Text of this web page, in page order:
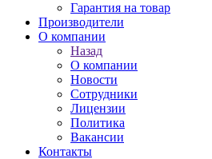
Гарантия на товар
Производители
О компании
Назад
О компании
Новости
Сотрудники
Лицензии
Политика
Вакансии
Контакты